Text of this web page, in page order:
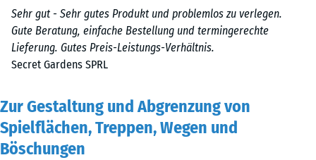
Sehr gut - Sehr gutes Produkt und problemlos zu verlegen.
Gute Beratung, einfache Bestellung und termingerechte
Lieferung. Gutes Preis-Leistungs-Verhältnis.
Secret Gardens SPRL
Zur Gestaltung und Abgrenzung von
Spielflächen, Treppen, Wegen und
Böschungen